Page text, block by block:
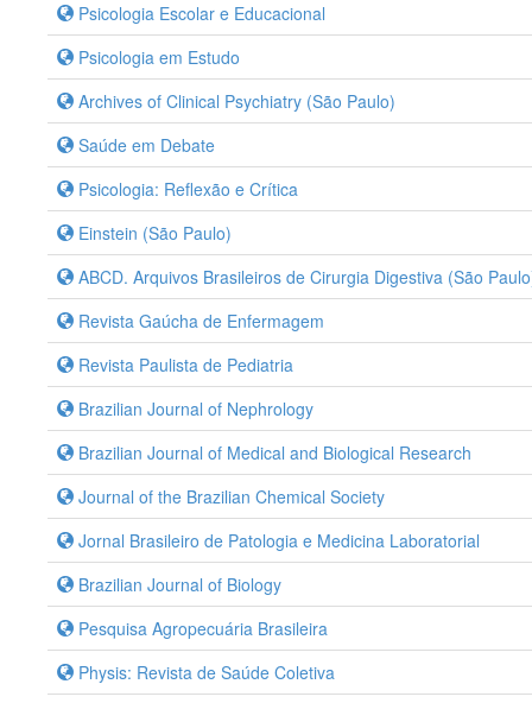
Psicologia Escolar e Educacional
Psicologia em Estudo
Archives of Clinical Psychiatry (São Paulo)
Saúde em Debate
Psicologia: Reflexão e Crítica
Einstein (São Paulo)
ABCD. Arquivos Brasileiros de Cirurgia Digestiva (São
Revista Gaúcha de Enfermagem
Revista Paulista de Pediatria
Brazilian Journal of Nephrology
Brazilian Journal of Medical and Biological Research
Journal of the Brazilian Chemical Society
Jornal Brasileiro de Patologia e Medicina Laboratorial
Brazilian Journal of Biology
Pesquisa Agropecuária Brasileira
Physis: Revista de Saúde Coletiva